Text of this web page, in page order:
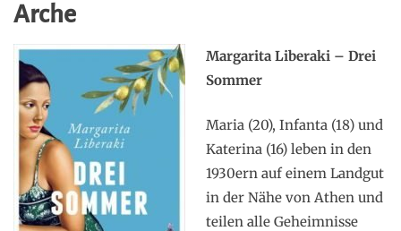
Arche
Margarita Liberaki – Drei
Sommer
Maria (20), Infanta (18) und
Katerina (16) leben in den
1930ern auf einem Landgut
in der Nähe von Athen und
teilen alle Geheimnisse